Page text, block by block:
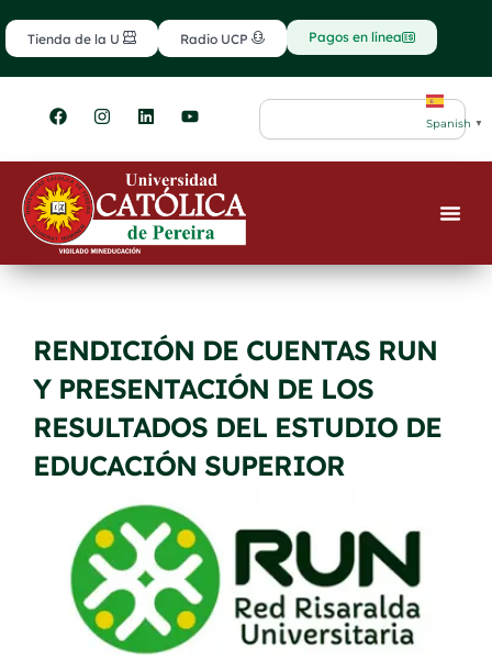
al
contenido
Tienda de la U Radio UCP Pagos en línea
F
a
e
b
o
o
k
I
n
t
g
r
m
L
i
k
e
d
i
n
Y
o
t
u
b
e
Search
Spanish ▼
RENDICIÓN DE CUENTAS RUN
Y PRESENTACIÓN DE LOS
RESULTADOS DEL ESTUDIO DE
EDUCACIÓN SUPERIOR